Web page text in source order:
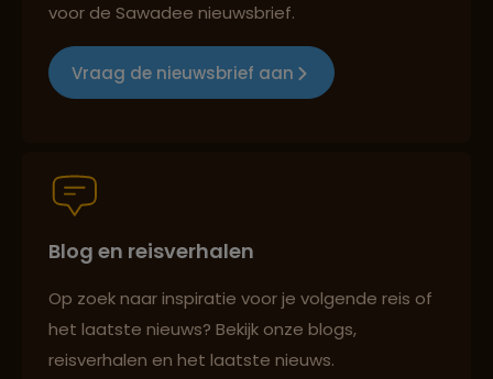
Reizen met oog voor mens, cultuur en milieu
Persoonlijk en deskundig reisadvies
Best beoordeelde reisroutes
voor de Sawadee nieuwsbrief.
Vraag de nieuwsbrief aan
Blog en reisverhalen
Op zoek naar inspiratie voor je volgende reis of
het laatste nieuws? Bekijk onze blogs,
reisverhalen en het laatste nieuws.